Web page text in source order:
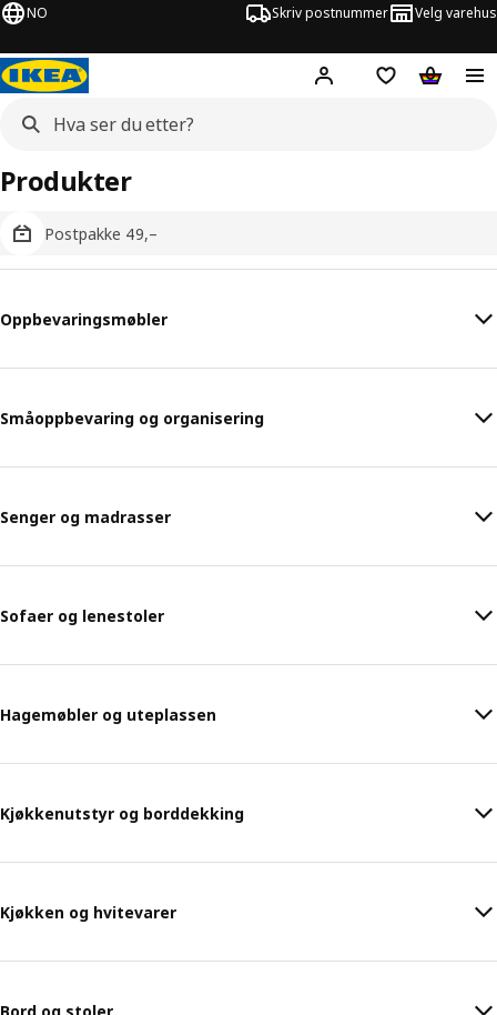
NO Skriv postnummer Velg varehus
Hej! Logg innHuskeliste
Postpakke 49,–
Produkter
Oppbevaringsmøbler
Småoppbevaring og organisering
Senger og madrasser
Sofaer og lenestoler
Hagemøbler og uteplassen
Kjøkkenutstyr og borddekking
Kjøkken og hvitevarer
Bord og stoler